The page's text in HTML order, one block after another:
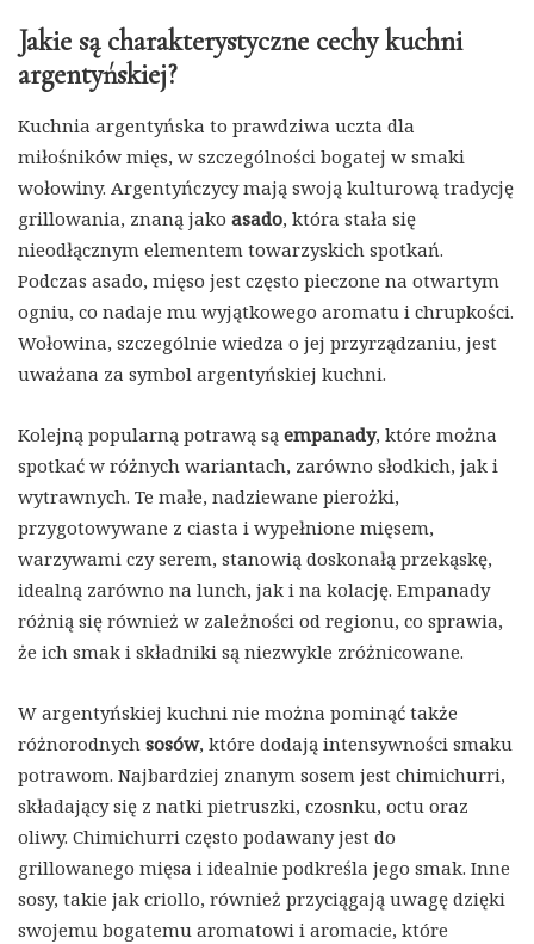
Jakie są charakterystyczne cechy kuchni
argentyńskiej?
Kuchnia argentyńska to prawdziwa uczta dla
miłośników mięs, w szczególności bogatej w smaki
wołowiny. Argentyńczycy mają swoją kulturową tradycję
grillowania, znaną jako asado, która stała się
nieodłącznym elementem towarzyskich spotkań.
Podczas asado, mięso jest często pieczone na otwartym
ogniu, co nadaje mu wyjątkowego aromatu i chrupkości.
Wołowina, szczególnie wiedza o jej przyrządzaniu, jest
uważana za symbol argentyńskiej kuchni.
Kolejną popularną potrawą są empanady, które można
spotkać w różnych wariantach, zarówno słodkich, jak i
wytrawnych. Te małe, nadziewane pierożki,
przygotowywane z ciasta i wypełnione mięsem,
warzywami czy serem, stanowią doskonałą przekąskę,
idealną zarówno na lunch, jak i na kolację. Empanady
różnią się również w zależności od regionu, co sprawia,
że ich smak i składniki są niezwykle zróżnicowane.
W argentyńskiej kuchni nie można pominąć także
różnorodnych sosów, które dodają intensywności smaku
potrawom. Najbardziej znanym sosem jest chimichurri,
składający się z natki pietruszki, czosnku, octu oraz
oliwy. Chimichurri często podawany jest do
grillowanego mięsa i idealnie podkreśla jego smak. Inne
sosy, takie jak criollo, również przyciągają uwagę dzięki
swojemu bogatemu aromatowi i aromacie, które